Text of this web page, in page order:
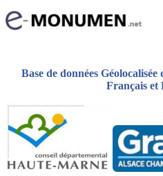
Base de données
Français et